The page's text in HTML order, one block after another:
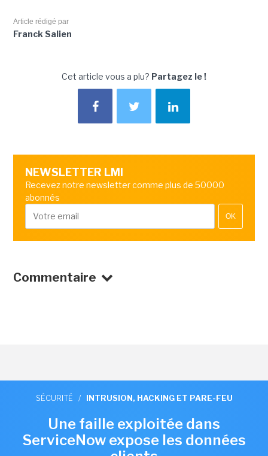
Article rédigé par
Franck Salien
Cet article vous a plu? Partagez le !
NEWSLETTER LMI
Recevez notre newsletter comme plus de 50000
abonnés
OK
Commentaire
SÉCURITÉ / INTRUSION, HACKING ET PARE-FEU
Une faille exploitée dans
ServiceNow expose les données